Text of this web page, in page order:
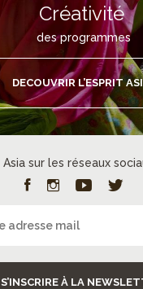
Créativité
des programmes
DECOUVRIR L’ESPRIT
Asia sur les réseaux
S’INSCRIRE À LA